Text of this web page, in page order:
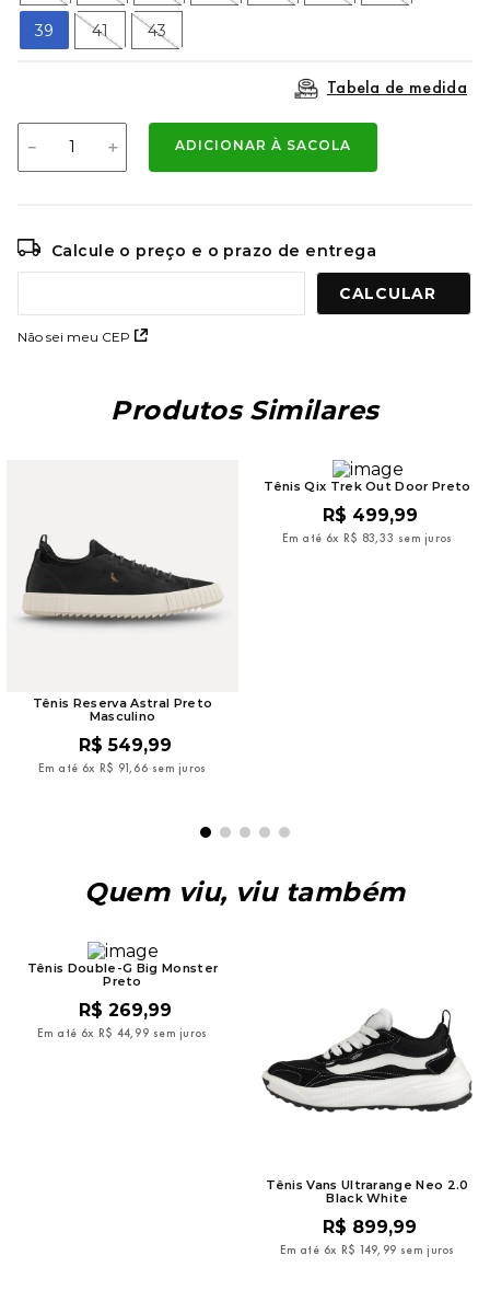
39 41 43
Tabela de medida
＋
－ ADICIONAR À SACOLA
Calcule o preço e o prazo de entrega
Não sei meu CEP
Produtos Similares
Tênis Reserva Astral Preto
Masculino
R$ 549,99
Em até 6x R$ 91, 66 sem juros
Tênis Qix Trek Out Door Preto
R$ 499,99
Em até 6x R$ 83,33 sem juros
Quem viu, viu também
Tênis Double-G Big Monster
Preto
R$ 269,99
Em até 6x R$ 44, 99 sem juros
Tênis Vans Ultrarange Neo 2.0
Black White
R$ 899,99
Em até 6x R$ 149, 99 sem juros
9º mochila oakley
10º kenner rakka